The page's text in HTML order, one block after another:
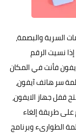
السرية والبصمة،
نسيت الرقم
فأنت في المكان
سر هاتف آيفون،
قفل جهاز الايفون،
طريقة إلغاء
الطوارىء وبرنامج